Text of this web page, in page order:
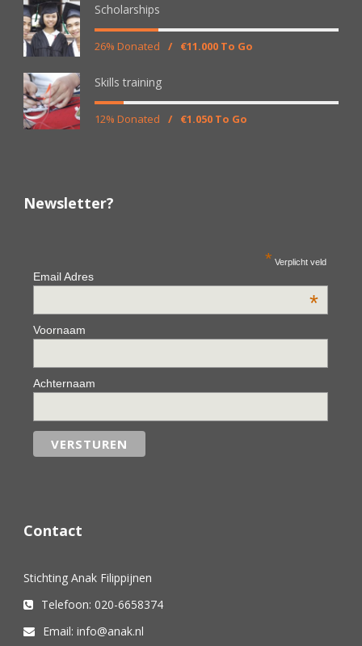
Scholarships
26% Donated / €11.000 To Go
Skills training
12% Donated / €1.050 To Go
Newsletter?
* Verplicht veld
Email Adres
*
Voornaam
Achternaam
Contact
Stichting Anak Filippijnen
Telefoon: 020-6658374
Email: info@anak.nl